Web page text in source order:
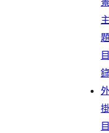
主
目
目